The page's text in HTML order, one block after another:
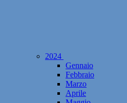
2024
Gennaio
Febbraio
Marzo
Aprile